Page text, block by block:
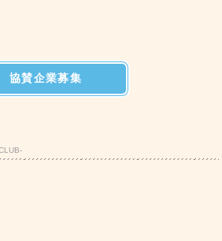
協賛企業募集